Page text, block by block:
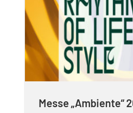
Messe „Ambiente“